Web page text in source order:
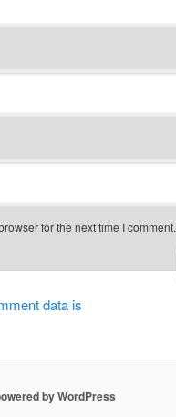
for the next time I comment.
data is
by WordPress